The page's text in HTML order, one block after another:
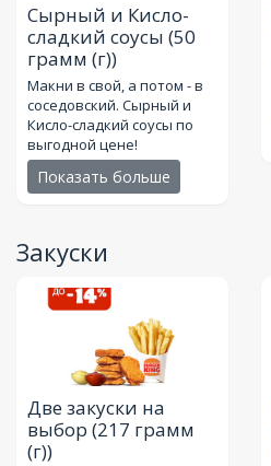
Сырный и Кисло-
сладкий соусы (50
грамм (г))
Макни в свой, а потом - в
соседовский. Сырный и
Кисло-сладкий соусы по
выгодной цене!
Показать больше
Закуски
Две закуски на
выбор (217 грамм
(г))